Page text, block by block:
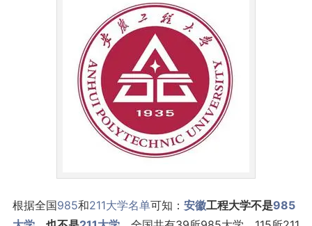
根据全国985和211大学名单可知： 安徽工程大学不是985